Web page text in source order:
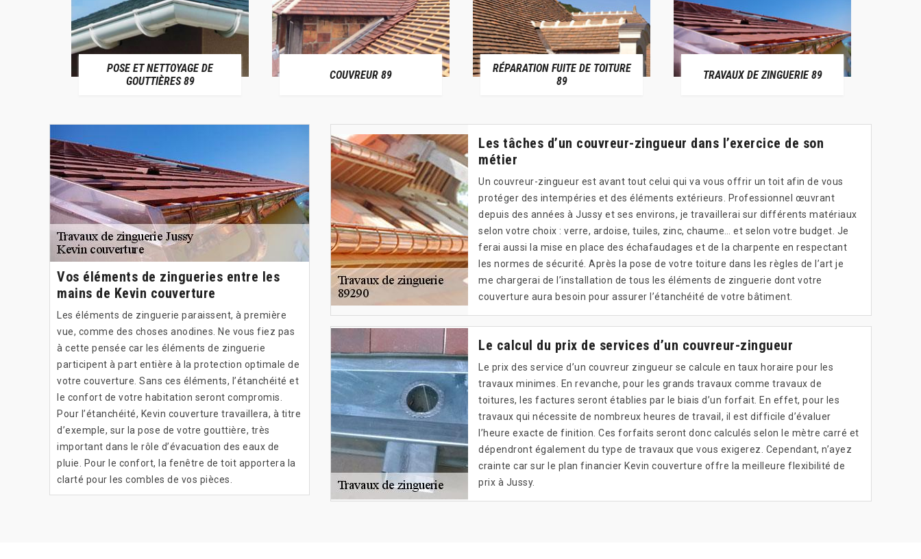
POSE ET NETTOYAGE DE
GOUTTIÈRES 89
COUVREUR 89
RÉPARATION FUITE DE TOITURE
89
TRAVAUX DE ZINGUERIE 89
Vos éléments de zingueries entre les
mains de Kevin couverture
Les éléments de zinguerie paraissent, à première
vue, comme des choses anodines. Ne vous fiez pas
à cette pensée car les éléments de zinguerie
participent à part entière à la protection optimale de
votre couverture. Sans ces éléments, l’étanchéité et
le confort de votre habitation seront compromis.
Pour l’étanchéité, Kevin couverture travaillera, à titre
d’exemple, sur la pose de votre gouttière, très
important dans le rôle d’évacuation des eaux de
pluie. Pour le confort, la fenêtre de toit apportera la
clarté pour les combles de vos pièces.
Les tâches d’un couvreur-zingueur dans l’exercice de son
métier
Un couvreur-zingueur est avant tout celui qui va vous offrir un toit afin de vous
protéger des intempéries et des éléments extérieurs. Professionnel œuvrant
depuis des années à Jussy et ses environs, je travaillerai sur différents matériaux
selon votre choix : verre, ardoise, tuiles, zinc, chaume… et selon votre budget. Je
ferai aussi la mise en place des échafaudages et de la charpente en respectant
les normes de sécurité. Après la pose de votre toiture dans les règles de l’art je
me chargerai de l’installation de tous les éléments de zinguerie dont votre
couverture aura besoin pour assurer l’étanchéité de votre bâtiment.
Le calcul du prix de services d’un couvreur-zingueur
Le prix des service d’un couvreur zingueur se calcule en taux horaire pour les
travaux minimes. En revanche, pour les grands travaux comme travaux de
toitures, les factures seront établies par le biais d’un forfait. En effet, pour les
travaux qui nécessite de nombreux heures de travail, il est difficile d’évaluer
l’heure exacte de finition. Ces forfaits seront donc calculés selon le mètre carré et
dépendront également du type de travaux que vous exigerez. Cependant, n’ayez
crainte car sur le plan financier Kevin couverture offre la meilleure flexibilité de
prix à Jussy.